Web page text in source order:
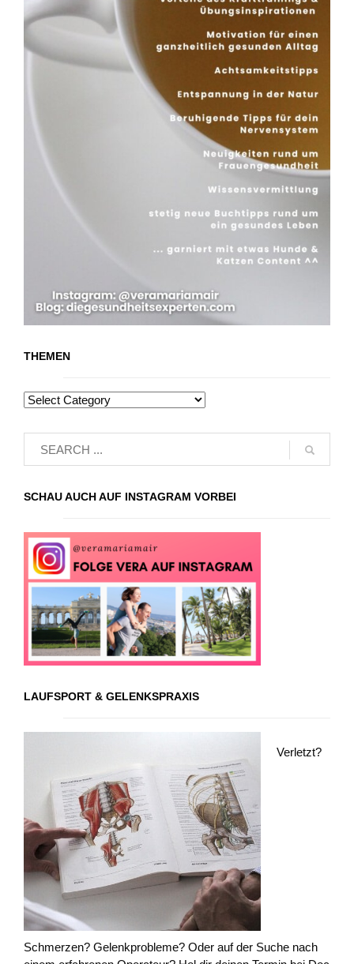
THEMEN
SCHAU AUCH AUF INSTAGRAM VORBEI
LAUFSPORT & GELENKSPRAXIS
Verletzt?
Schmerzen? Gelenkprobleme? Oder auf der Suche nach